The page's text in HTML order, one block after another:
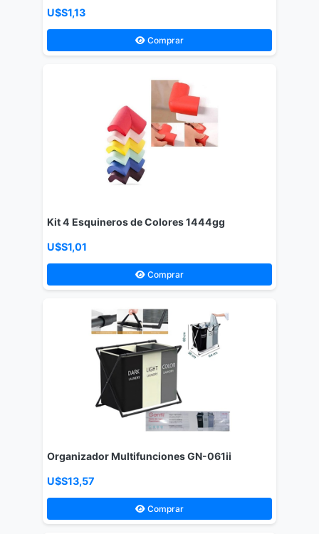
U$S1,13
Comprar
Kit 4 Esquineros de Colores 1444gg
U$S1,01
Comprar
Organizador Multifunciones GN-061ii
U$S13,57
Comprar